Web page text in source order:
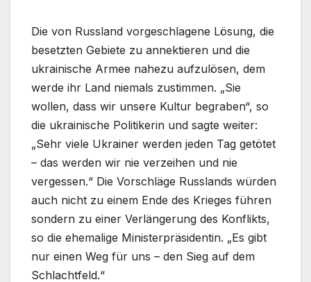
Die von Russland vorgeschlagene Lösung, die
besetzten Gebiete zu annektieren und die
ukrainische Armee nahezu aufzulösen, dem
werde ihr Land niemals zustimmen. „Sie
wollen, dass wir unsere Kultur begraben“, so
die ukrainische Politikerin und sagte weiter:
„Sehr viele Ukrainer werden jeden Tag getötet
– das werden wir nie verzeihen und nie
vergessen.“ Die Vorschläge Russlands würden
auch nicht zu einem Ende des Krieges führen
sondern zu einer Verlängerung des Konflikts,
so die ehemalige Ministerpräsidentin. „Es gibt
nur einen Weg für uns – den Sieg auf dem
Schlachtfeld.“